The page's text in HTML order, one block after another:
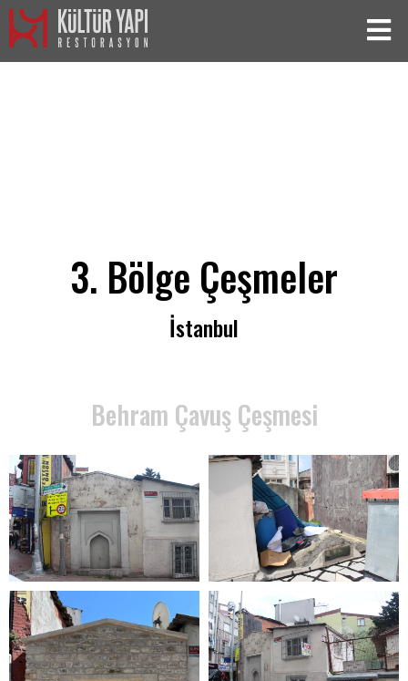
3. Bölge Çeşmeler
İstanbul
Behram Çavuş Çeşmesi